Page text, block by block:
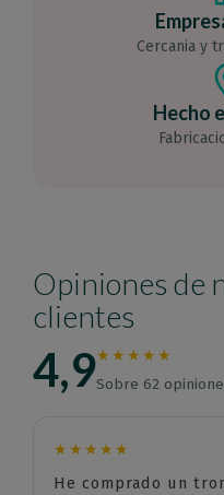
Cercania y
Hecho
Opiniones de
clientes
4,9★★★★★
Sobre 62
★★★★★
He comprado un